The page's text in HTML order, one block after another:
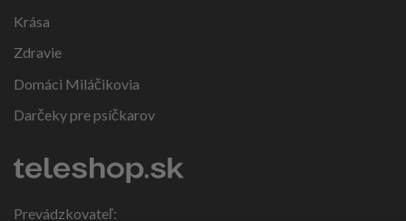
Krása
Zdravie
Domáci Miláčikovia
Darčeky pre psíčkarov
Prevádzkovateľ: